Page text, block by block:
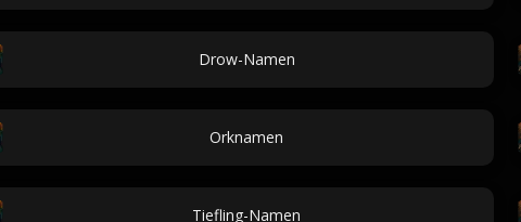
Drow-Namen
Orknamen
Tiefling-Namen